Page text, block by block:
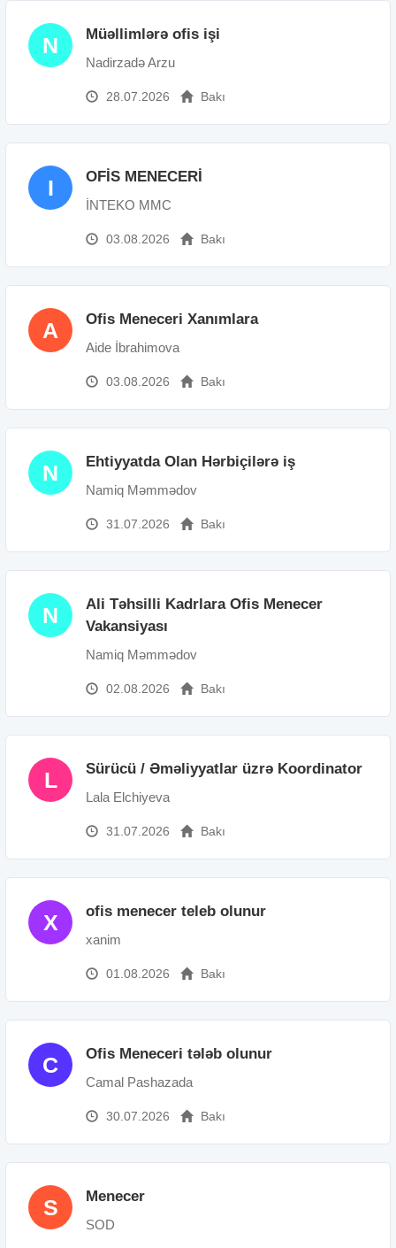
N Müəllimlərə ofis işi
Nadirzadə Arzu
28.07.2026 Bakı
I OFİS MENECERİ
İNTEKO MMC
03.08.2026 Bakı
A Ofis Meneceri Xanımlara
Aide İbrahimova
03.08.2026 Bakı
N Ehtiyyatda Olan Hərbiçilərə iş
Namiq Məmmədov
31.07.2026 Bakı
N
Ali Təhsilli Kadrlara Ofis Menecer
Vakansiyası
Namiq Məmmədov
02.08.2026 Bakı
L Sürücü / Əməliyyatlar üzrə Koordinator
Lala Elchiyeva
31.07.2026 Bakı
X ofis menecer teleb olunur
xanim
01.08.2026 Bakı
C Ofis Meneceri tələb olunur
Camal Pashazada
30.07.2026 Bakı
S Menecer
SOD